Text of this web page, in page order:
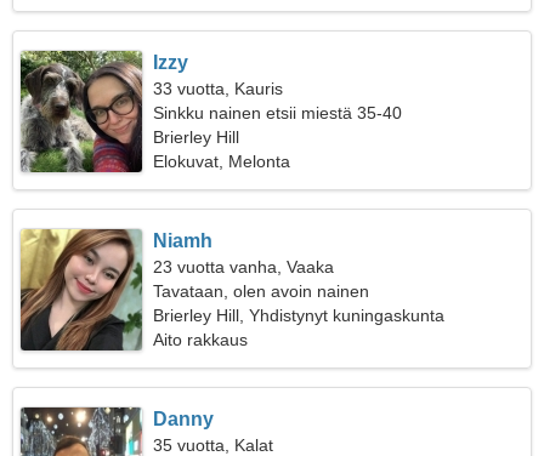
Izzy
33 vuotta, Kauris
Sinkku nainen etsii miestä 35-40
Brierley Hill
Elokuvat, Melonta
Niamh
23 vuotta vanha, Vaaka
Tavataan, olen avoin nainen
Brierley Hill, Yhdistynyt kuningaskunta
Aito rakkaus
Danny
35 vuotta, Kalat